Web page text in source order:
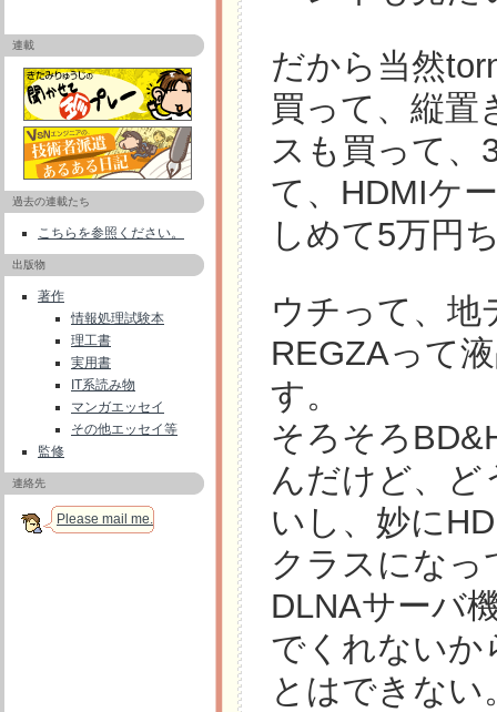
連載
過去の連載たち
こちらを参照ください。
出版物
著作
情報処理試験本
理工書
実用書
IT系読み物
マンガエッセイ
その他エッセイ等
監修
連絡先
Please mail me.
だから当然
買って、縦置
スも買って、
て、HDMIケ
しめて5万円
ウチって、地
REGZAって
す。
そろそろ
んだけど、ど
いし、妙に
クラスになっ
DLNAサーバ
でくれないか
とはできな